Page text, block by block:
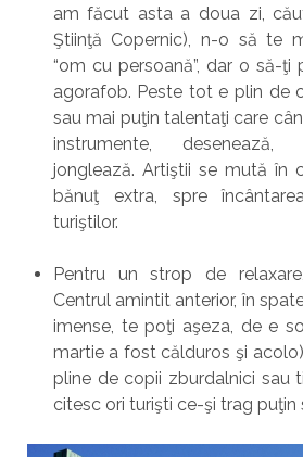
am făcut asta a doua zi,
Ştiinţă Copernic), n-o să te
“om cu persoană”, dar o să-ţi
agorafob. Peste tot e plin de
sau mai puţin talentaţi care
instrumente,
jonglează. Artiştii se mută în
bănuţ extra, spre
turiştilor.
Pentru un strop de
Centrul amintit anterior, în
imense, te poţi aşeza, de e
martie a fost călduros şi
pline de copii zburdalnici sau
citesc ori turişti ce-şi trag puţin